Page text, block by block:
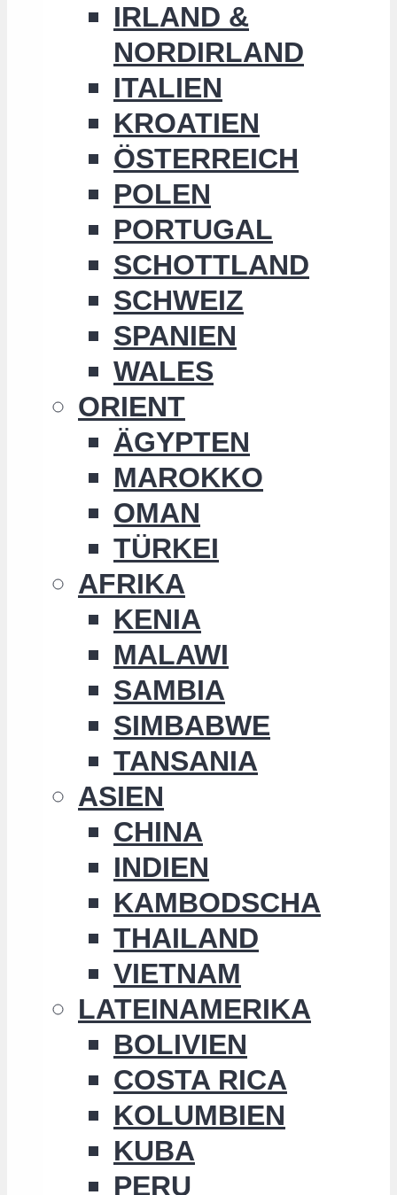
IRLAND &
NORDIRLAND
ITALIEN
KROATIEN
ÖSTERREICH
POLEN
PORTUGAL
SCHOTTLAND
SCHWEIZ
SPANIEN
WALES
ORIENT
ÄGYPTEN
MAROKKO
OMAN
TÜRKEI
AFRIKA
KENIA
MALAWI
SAMBIA
SIMBABWE
TANSANIA
ASIEN
CHINA
INDIEN
KAMBODSCHA
THAILAND
VIETNAM
LATEINAMERIKA
BOLIVIEN
COSTA RICA
KOLUMBIEN
KUBA
PERU